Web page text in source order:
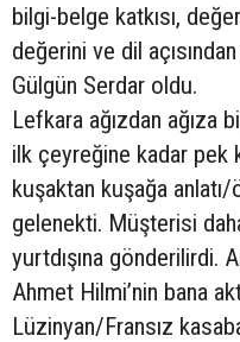
bilgi-belge katkısı,
değerini ve dil
Gülgün Serdar oldu.
Lefkara ağızdan ağıza
ilk çeyreğine kadar pek
kuşaktan kuşağa
gelenekti. Müşterisi
yurtdışına gönderilirdi.
Ahmet Hilmi’nin bana
Lüzinyan/Fransız